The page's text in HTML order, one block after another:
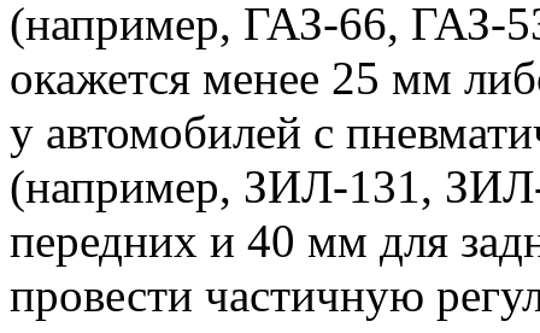
(например, ГАЗ-66, ГАЗ-
окажется менее 25 мм
у автомобилей с
(например, ЗИЛ-131,
передних и 40 мм для
провести частичную